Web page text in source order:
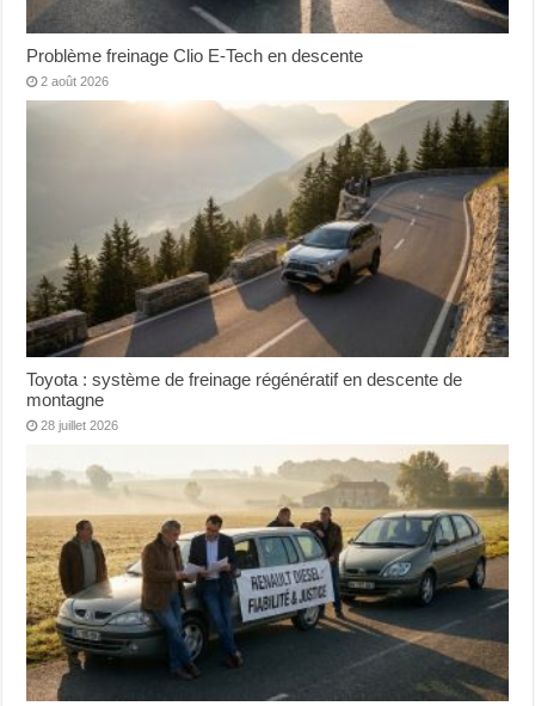
Problème freinage Clio E-Tech en descente
2 août 2026
Toyota : système de freinage régénératif en descente de
montagne
28 juillet 2026